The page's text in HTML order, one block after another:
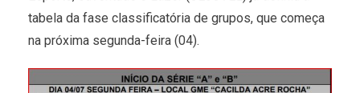
tabela da fase classificatória de grupos, que começa
na próxima segunda-feira (04).